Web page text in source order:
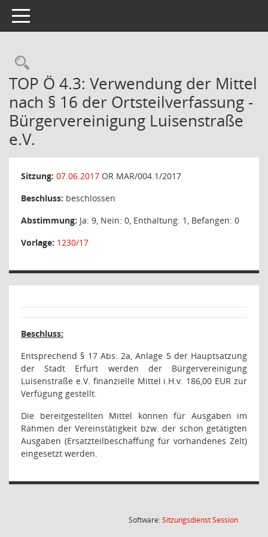
Toggle navigation
Rechercheauswahl
TOP Ö 4.3: Verwendung der Mittel
nach § 16 der Ortsteilverfassung -
Bürgervereinigung Luisenstraße
e.V.
Sitzung: 07.06.2017 OR MAR/004.1/2017
Beschluss: beschlossen
Abstimmung: Ja: 9, Nein: 0, Enthaltung: 1, Befangen: 0
Vorlage: 1230/17
Beschluss:
Entsprechend § 17 Abs. 2a, Anlage 5 der Hauptsatzung
der Stadt Erfurt werden der Bürgervereinigung
Luisenstraße e.V. finanzielle Mittel i.H.v. 186,00 EUR zur
Verfügung gestellt.
Die bereitgestellten Mittel können für Ausgaben im
Rahmen der Vereinstätigkeit bzw. der schon getätigten
Ausgaben (Ersatzteilbeschaffung für vorhandenes Zelt)
eingesetzt werden.
Software:SitzungsdienstSession(Wird in